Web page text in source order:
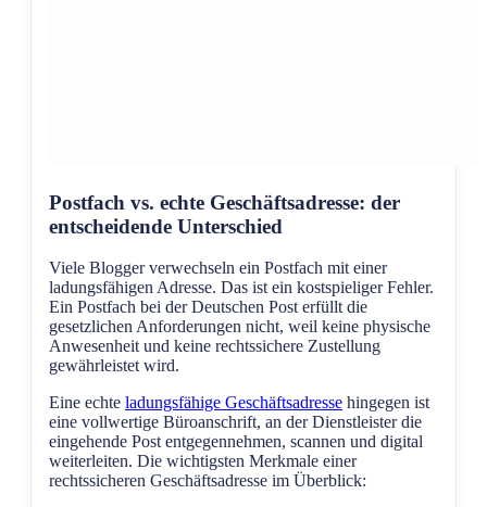
Postfach vs. echte Geschäftsadresse: der
entscheidende Unterschied
Viele Blogger verwechseln ein Postfach mit einer
ladungsfähigen Adresse. Das ist ein kostspieliger Fehler.
Ein Postfach bei der Deutschen Post erfüllt die
gesetzlichen Anforderungen nicht, weil keine physische
Anwesenheit und keine rechtssichere Zustellung
gewährleistet wird.
Eine echte ladungsfähige Geschäftsadresse hingegen ist
eine vollwertige Büroanschrift, an der Dienstleister die
eingehende Post entgegennehmen, scannen und digital
weiterleiten. Die wichtigsten Merkmale einer
rechtssicheren Geschäftsadresse im Überblick: